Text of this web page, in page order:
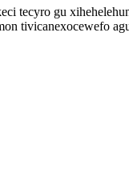
tecyro gu
tivicanexocewefo